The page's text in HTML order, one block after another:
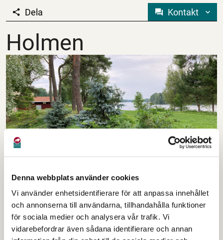
Denna webbplats använder cookies
Vi använder enhetsidentifierare för att anpassa innehållet
och annonserna till användarna, tillhandahålla funktioner
för sociala medier och analysera vår trafik. Vi
vidarebefordrar även sådana identifierare och annan
Holmen
Dela Kontakt
Holmen
Vackra planteringar!
Holmen är den vackert belägna udden i
Dalälven, nere vid Gamla byn.